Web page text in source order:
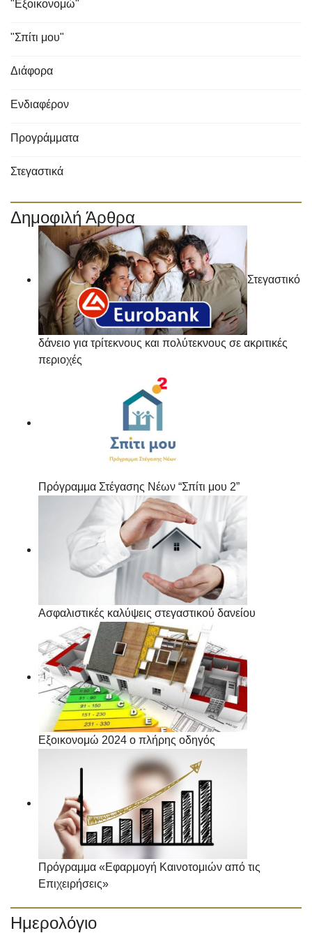
"Εξοικονομώ"
"Σπίτι μου"
Διάφορα
Ενδιαφέρον
Προγράμματα
Στεγαστικά
Δημοφιλή Άρθρα
Στεγαστικό
δάνειο για τρίτεκνους και πολύτεκνους σε ακριτικές
περιοχές
Πρόγραμμα Στέγασης Νέων “Σπίτι μου 2”
Ασφαλιστικές καλύψεις στεγαστικού δανείου
Εξοικονομώ 2024 ο πλήρης οδηγός
Πρόγραμμα «Εφαρμογή Καινοτομιών από τις
Επιχειρήσεις»
Ημερολόγιο